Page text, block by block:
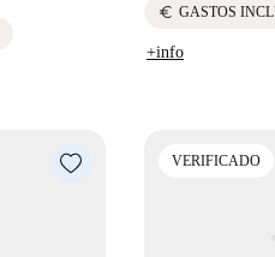
euro GASTOS
+info
VERIFICADO